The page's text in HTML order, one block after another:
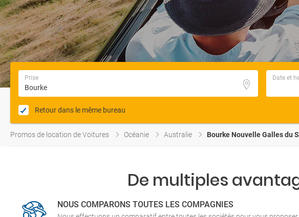
Prise
Retour dans le même bureau
Promos de location de Voitures Océanie Australie Bourke Nouvelle Galles du
De multiples
NOUS COMPARONS TOUTES LES COMPAGNIES